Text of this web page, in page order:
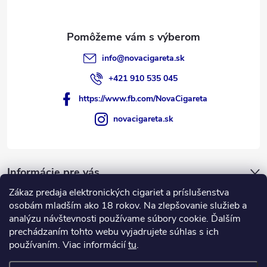
Zákaz predaja elektronických cigariet a príslušenstva
osobám mladším ako 18 rokov. Na zlepšovanie služieb a
analýzu návštevnosti používame súbory cookie. Ďalším
prechádzaním tohto webu vyjadrujete súhlas s ich
používaním. Viac informáciítu.
Informácie pre vás
Nákupný košík
0 KS /€0
info@novacigareta.sk
+421 910 535 045
https://www.fb.com/NovaCigareta
novacigareta.sk